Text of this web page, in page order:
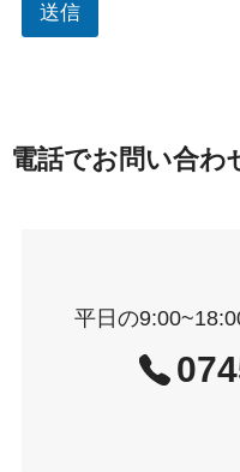
送信
電話でお問い合わ
平日の